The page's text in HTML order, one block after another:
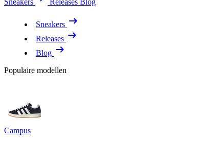
Sneakers
Releases Blog
Sneakers
Releases
Blog
Populaire modellen
Campus